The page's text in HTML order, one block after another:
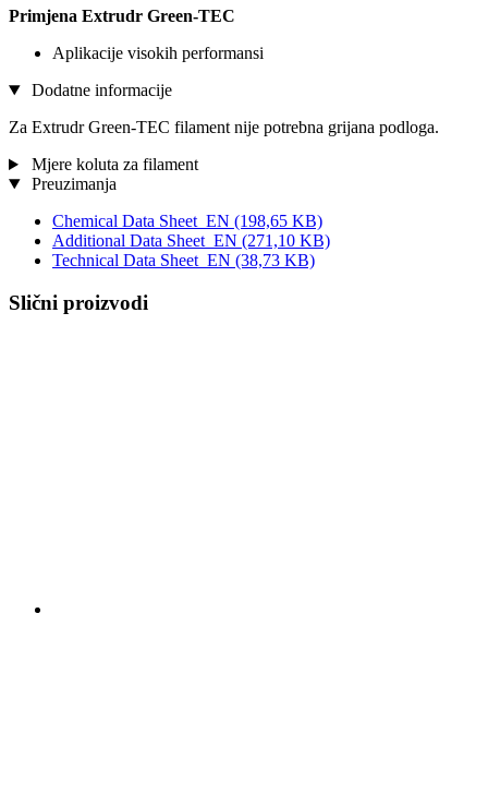
Primjena Extrudr Green-TEC
Aplikacije visokih performansi
Dodatne informacije
Za Extrudr Green-TEC filament nije potrebna grijana podloga.
Mjere koluta za filament
Preuzimanja
Chemical Data Sheet_EN (198,65 KB)
Additional Data Sheet_EN (271,10 KB)
Technical Data Sheet_EN (38,73 KB)
Slični proizvodi